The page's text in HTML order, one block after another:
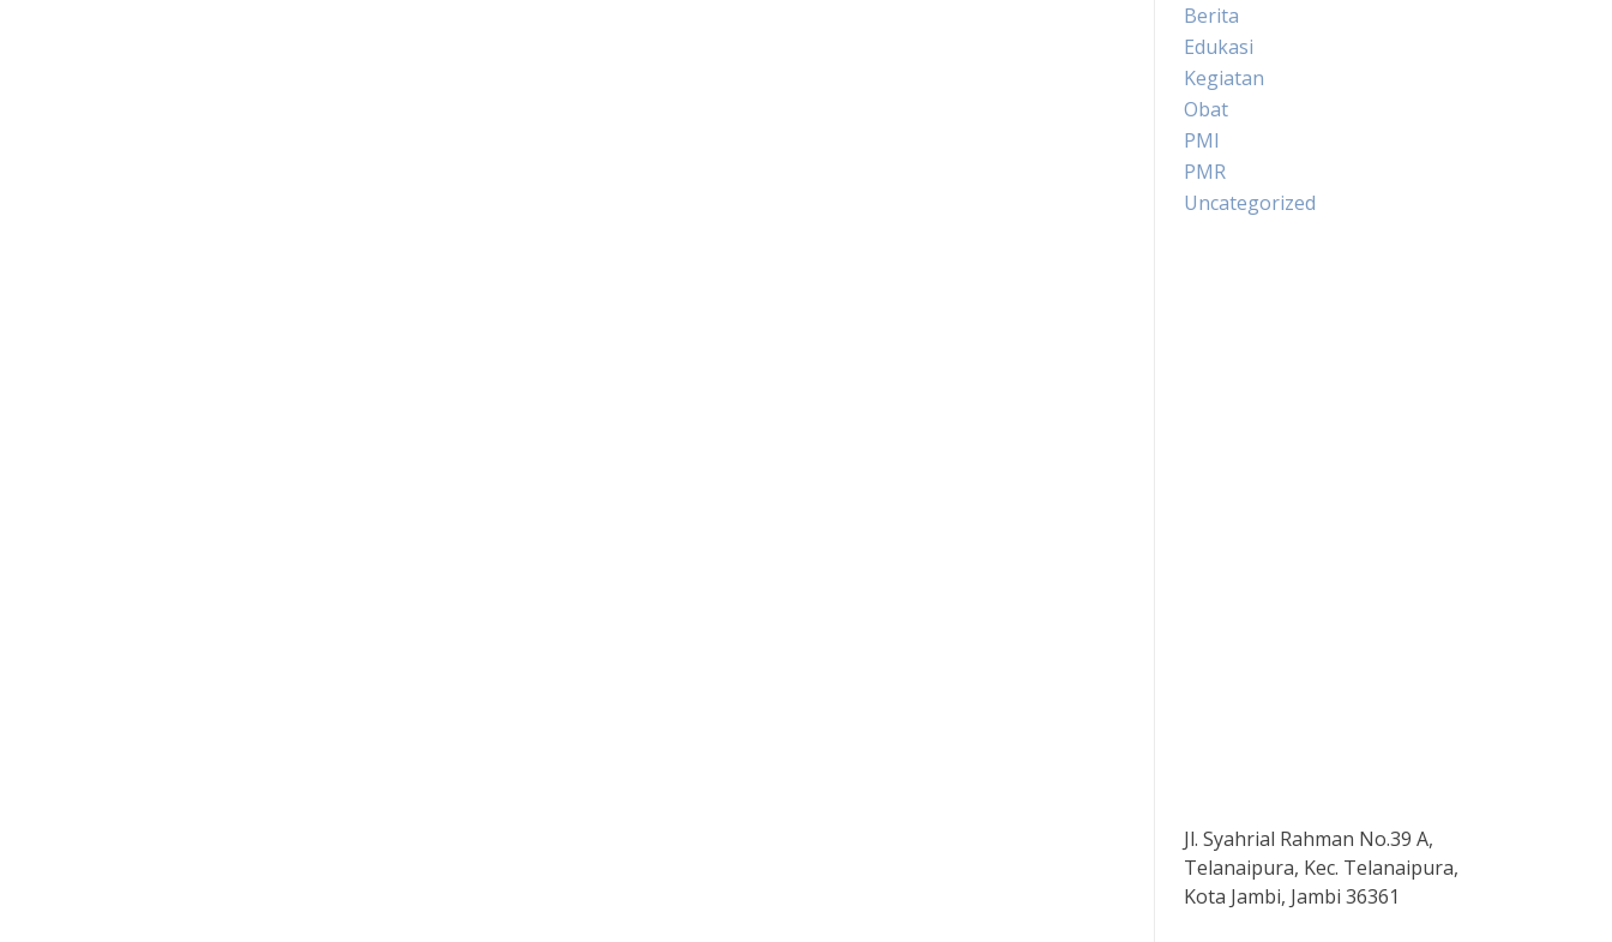
Berita
Edukasi
Kegiatan
Obat
PMI
PMR
Uncategorized
Jl. Syahrial Rahman No.39 A,
Telanaipura, Kec. Telanaipura,
Kota Jambi, Jambi 36361